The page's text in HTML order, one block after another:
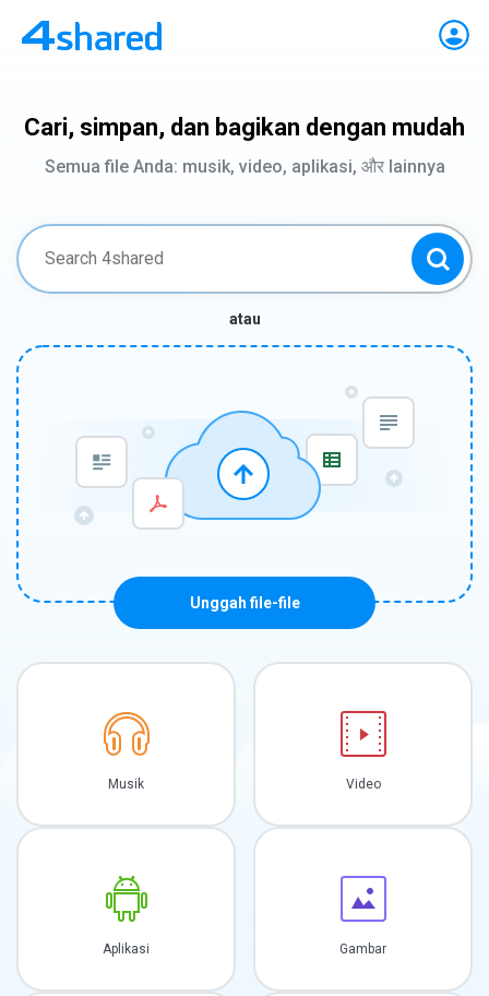
Cari, simpan, dan bagikan dengan mudah
Semua file Anda: musik, video, aplikasi, और lainnya
atau
Unggah file-file
Musik Video
Aplikasi Gambar